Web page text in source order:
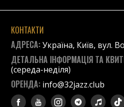
КОНТАКТИ
АДРЕСА:Україна, Київ, вул.
ДЕТАЛЬНА ІНФОРМАЦІЯ ТА
(середа-неділя)
ОРЕНДА: info@32jazz.club